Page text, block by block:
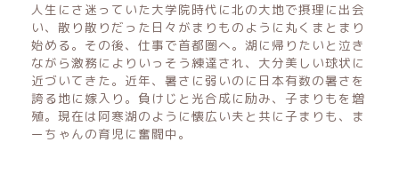
人生にさ迷っていた大学院時代に北の大地で摂理に出会
い、散り散りだった日々がまりものように丸くまとまり
始める。その後、仕事で首都圏へ。湖に帰りたいと泣き
ながら激務によりいっそう練達され、大分美しい球状に
近づいてきた。近年、暑さに弱いのに日本有数の暑さを
誇る地に嫁入り。負けじと光合成に励み、子まりもを増
殖。現在は阿寒湖のように懐広い夫と共に子まりも、ま
ーちゃんの育児に奮闘中。